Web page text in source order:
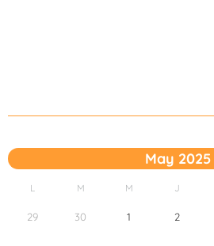
May 2025
L M M J
29 30 1 2